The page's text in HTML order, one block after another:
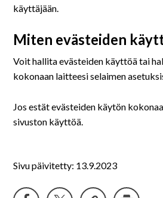
käyttäjään.
Miten evästeiden
Voit hallita evästeiden käyttöä tai
kokonaan laitteesi selaimen
Jos estät evästeiden käytön
sivuston käyttöä.
Sivu päivitetty: 13.9.2023